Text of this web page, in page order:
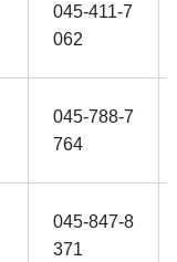
045-411-7
062
045-788-7
764
045-847-8
371